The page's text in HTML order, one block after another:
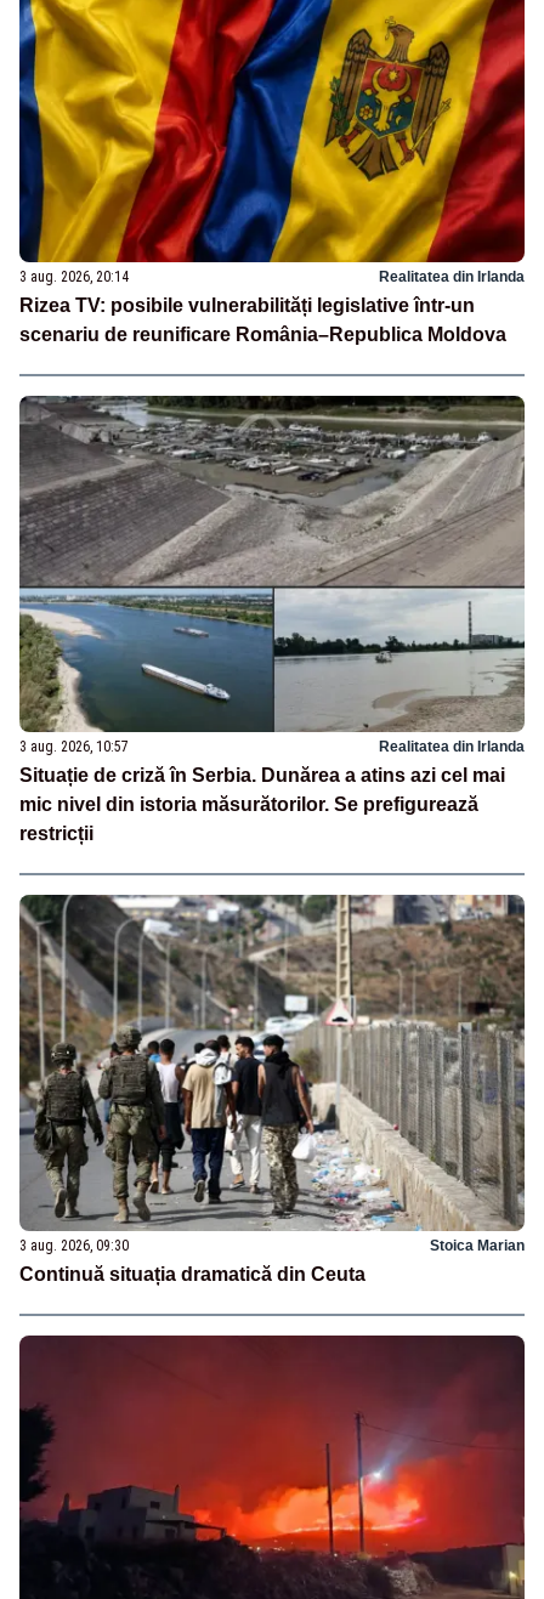
3 aug. 2026, 20:14 Realitatea din Irlanda
Rizea TV: posibile vulnerabilități legislative într-un
scenariu de reunificare România–Republica Moldova
3 aug. 2026, 10:57 Realitatea din Irlanda
Situație de criză în Serbia. Dunărea a atins azi cel mai
mic nivel din istoria măsurătorilor. Se prefigurează
restricții
3 aug. 2026, 09:30 Stoica Marian
Continuă situația dramatică din Ceuta